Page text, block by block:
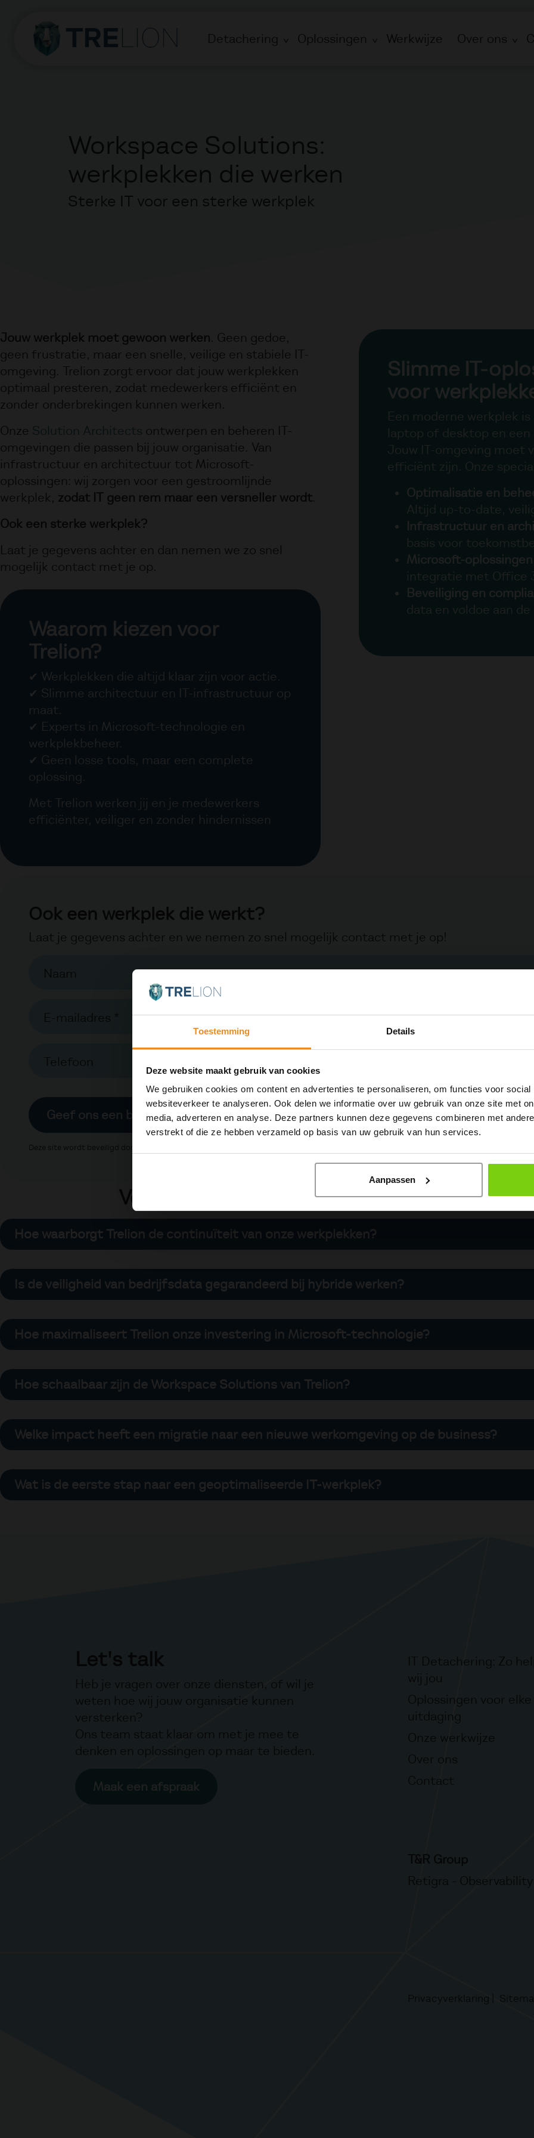
Toestemming Details
Deze website maakt gebruik van cookies
We gebruiken cookies om content en advertenties te personaliseren, om functies voor
websiteverkeer te analyseren. Ook delen we informatie over uw gebruik van onze site met
media, adverteren en analyse. Deze partners kunnen deze gegevens combineren met
verstrekt of die ze hebben verzameld op basis van uw gebruik van hun services.
Aanpassen
Detachering Oplossingen Werkwijze Over ons
Workspace Solutions:
werkplekken die werken
Sterke IT voor een sterke werkplek
Jouw werkplek moet gewoon werken. Geen gedoe,
geen frustratie, maar een snelle, veilige en stabiele IT-
omgeving. Trelion zorgt ervoor dat jouw werkplekken
optimaal presteren, zodat medewerkers efficiënt en
zonder onderbrekingen kunnen werken.
Onze Solution Architects ontwerpen en beheren IT-
omgevingen die passen bij jouw organisatie. Van
infrastructuur en architectuur tot Microsoft-
oplossingen: wij zorgen voor een gestroomlijnde
werkplek, zodat IT geen rem maar een versneller wordt.
Ook een sterke werkplek?
Laat je gegevens achter en dan nemen we zo snel
mogelijk contact met je op.
Waarom kiezen voor
Trelion?
✔ Werkplekken die altijd klaar zijn voor actie.
✔ Slimme architectuur en IT-infrastructuur op
maat.
✔ Experts in Microsoft-technologie en
werkplekbeheer.
✔ Geen losse tools, maar een complete
oplossing.
Met Trelion werken jij en je medewerkers
efficiënter, veiliger en zonder hindernissen
Slimme IT-
voor
Een moderne werkplek
laptop of desktop en
Jouw IT-omgeving moet
efficiënt zijn. Onze
Optimalisatie en
Altijd up-to-date,
Infrastructuur en
basis voor
Microsoft-oplossingen
integratie met Office
Beveiliging en
data en voldoe aan
Ook een werkplek die werkt?
Laat je gegevens achter en we nemen zo snel mogelijk contact met je op!
Geef ons een brul
Deze site wordt beveiligd door reCAPTCHA. Hierop zijn de Google
Veelgestelde vragen over Workspace
Hoe waarborgt Trelion de continuïteit van onze werkplekken?
fundament is gebouwd op stabiliteit. Door proactief beheer en slimme monitoring
knelpunten voordat ze de workflow van je medewerkers kunnen verstoren.
Is de veiligheid van bedrijfsdata gegarandeerd bij hybride werken?
kantoor, thuis of onderweg werken; door geavanceerde Microsoft-beveiligingsprotocollen en
creëren we een veilige digitale vesting rondom jouw bedrijfsgegevens.
Hoe maximaliseert Trelion onze investering in Microsoft-technologie?
inrichting van deze tools zodat ze naadloos op elkaar aansluiten. Hierdoor transformeren we
naar één efficiënt ecosysteem dat de slagkracht van je team direct vergroot.
Hoe schaalbaar zijn de Workspace Solutions van Trelion?
personeelssterkte of behoefte heeft aan complexere technologische toepassingen; de
om moeiteloos op te schalen zonder dat de stabiliteit of veiligheid in gevaar komt.
Welke impact heeft een migratie naar een nieuwe werkomgeving op de business?
minimaliseren we de impact op de dagelijkse operatie. Onze focus ligt op een vlekkeloze
continuïteit van je organisatie te allen tijde gewaarborgd blijft.
Wat is de eerste stap naar een geoptimaliseerde IT-werkplek?
Heb je vragen over onze diensten, of wil je
weten hoe wij jouw organisatie kunnen
Ons team staat klaar om met je mee te
denken en oplossingen op maar te bieden.
Maak een afspraak
IT Detachering: Zo
Oplossingen voor
uitdaging
Onze werkwijze
Over ons
Contact
T&R Group
Retigra - Observability
Privacyverklaring